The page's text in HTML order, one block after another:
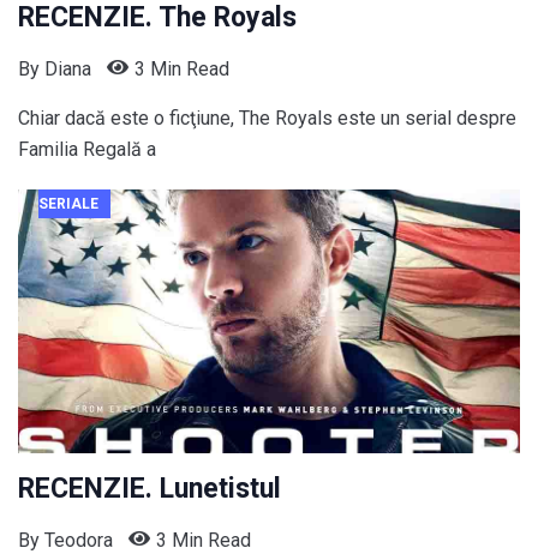
RECENZIE. The Royals
By Diana 3 Min Read
Chiar dacă este o ficţiune, The Royals este un serial despre
Familia Regală a
SERIALE
RECENZIE. Lunetistul
By Teodora 3 Min Read